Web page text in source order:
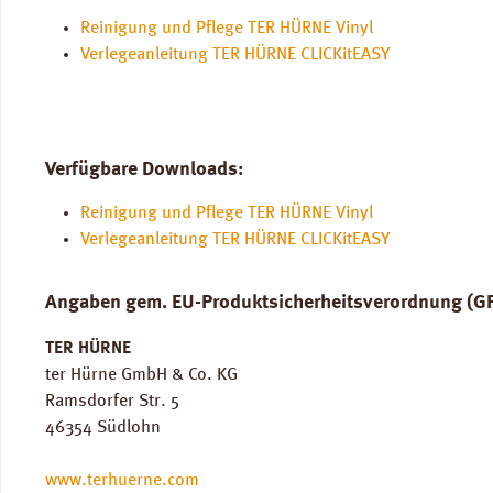
Reinigung und Pflege TER HÜRNE Vinyl
Verlegeanleitung TER HÜRNE CLICKitEASY
Verfügbare Downloads:
Reinigung und Pflege TER HÜRNE Vinyl
Verlegeanleitung TER HÜRNE CLICKitEASY
Angaben gem. EU-Produktsicherheitsverordnung
TER HÜRNE
ter Hürne GmbH & Co. KG
Ramsdorfer Str. 5
46354 Südlohn
www.terhuerne.com